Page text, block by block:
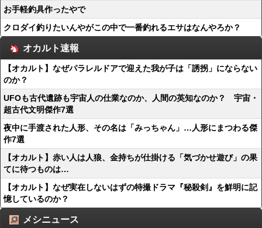
お手軽釣具作ったやで
クロダイ釣りたいんやがこの中で一番釣れるエサはなんやろか？
オカルト速報
【オカルト】なぜパラレルドアで迎えた我が子は「誘拐」にならない
のか？
UFOも古代遺跡も宇宙人の仕業なのか、人間の英知なのか？ 宇宙・
超古代文明傑作7選
夜中に手渡された人形、その名は「みっちゃん」…人形にまつわる傑
作7選
【オカルト】赤い人は人狼、金持ちが仕掛ける「気づかせ遊び」の果
てに待つものは…
【オカルト】なぜ実在しないはずの特撮ドラマ『秘殺剣』を鮮明に記
憶しているのか？
メシニュース